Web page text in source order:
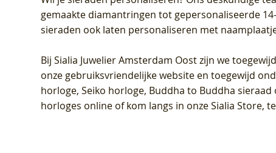
gemaakte diamantringen tot gepersonaliseerde
sieraden ook laten personaliseren met
BijSialia Juwelier Amsterdam Oostzijn we
onze gebruiksvriendelijke website en toegewijd
horloge, Seiko horloge, Buddha to Buddha
horloges online of kom langs in onze Sialia Store,